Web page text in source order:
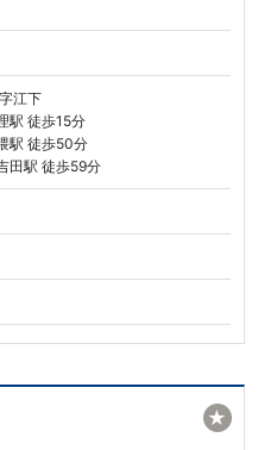
江下
駅 徒歩15分
駅 徒歩50分
田駅 徒歩59分
★